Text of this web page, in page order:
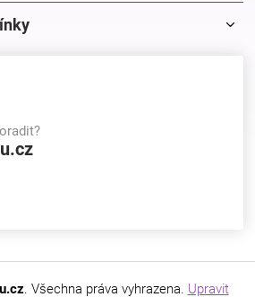
. Všechna práva vyhrazena. Upravit